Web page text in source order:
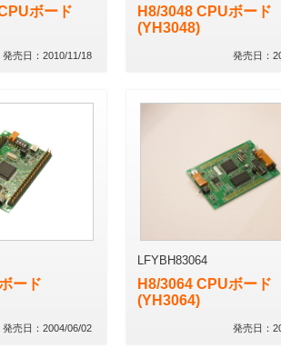
ボード
発売日：2010/11/18
H8/3048 CPUボード
(YH3048)
発売日：
ード
発売日：2004/06/02
LFYBH83064
H8/3064 CPUボード
(YH3064)
発売日：